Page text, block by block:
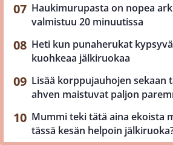
Haukimurupasta on nopea
valmistuu 20 minuutissa
Heti kun punaherukat
kuohkeaa jälkiruokaa
Lisää korppujauhojen sekaan
ahven maistuvat paljon
Mummi teki tätä aina ekoista
tässä kesän helpoin